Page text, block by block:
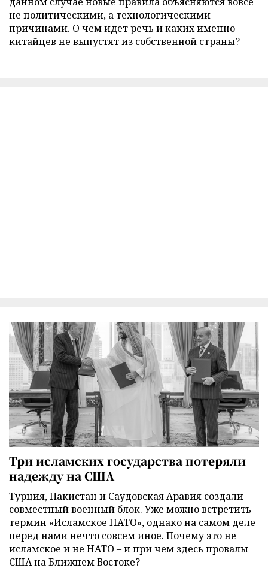
не политическими, а технологическими
причинами. О чем идет речь и каких именно
китайцев не выпустят из собственной страны?
Три исламских государства потеряли
надежду на США
Турция, Пакистан и Саудовская Аравия создали
совместный военный блок. Уже можно встретить
термин «Исламское НАТО», однако на самом деле
перед нами нечто совсем иное. Почему это не
исламское и не НАТО – и при чем здесь провалы
США на Ближнем Востоке?